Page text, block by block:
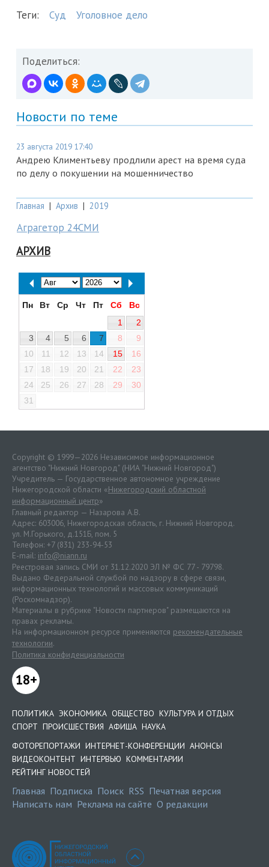
Теги: Суд Уголовное дело
Поделиться:
Новости по теме
23 августа 2019 17:40
Андрею Климентьеву продлили арест на время суда
по делу о покушении на мошенничество
Главная | Архив | 2019
Аграгетор 24СМИ
АРХИВ
Пн Вт Ср Чт Пт Сб
Вс
1
2
3
4 5 6 7 8
9
10
11 12 13 14 15
16
17
18 19 20 21 22
23
24
25 26 27 28 29
30
31
Copyright © 1999—2026 Независимое информационное
агентство "Нижний Новгород" (НИА "Нижний Новгород")
Учредитель — Государственное автономное учреждение
Нижегородской области «Нижегородский областной
информационный центр»
Главный редактор — Назарова А.В.
Адрес: 603006, Нижегородская область, г. Нижний Новгород.
ул. М.Горького, д.151Б, пом. 5
Телефон: +7 (831) 233-94-53
E-mail: info@niann.ru
Реестровая запись СМИ от 31.12.2020 ЭЛ № ФС 77 - 79798.
Выдано Федеральной службой по надзору в сфере связи,
информационных технологий и массовых коммуникаций
(Роскомнадзор).
Материалы в рубрике "Новости партнеров" размещаются на
правах рекламы.
На информационном ресурсе применяются рекомендательные
технологии.
Политика конфиденциальности
18+
ПОЛИТИКА ЭКОНОМИКА ОБЩЕСТВО КУЛЬТУРА И ОТДЫХ
СПОРТ ПРОИСШЕСТВИЯ АФИША НАУКА
ФОТОРЕПОРТАЖИ ИНТЕРНЕТ-КОНФЕРЕНЦИИ АНОНСЫ
ВИДЕОКОНТЕНТ ИНТЕРВЬЮ КОММЕНТАРИИ
РЕЙТИНГ НОВОСТЕЙ
Главная Подписка Поиск RSS Печатная версия
Написать нам Реклама на сайте О редакции